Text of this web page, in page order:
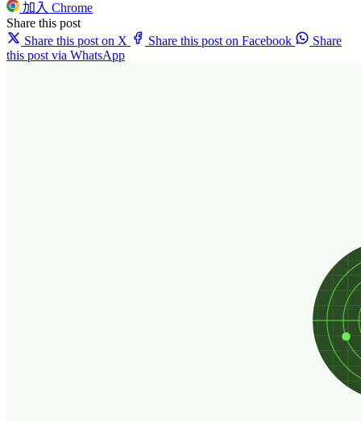
加入 Chrome
Share this post
Share this post on X
Share this post on Facebook
Share
this post via WhatsApp